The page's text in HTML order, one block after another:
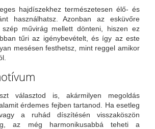
hajdíszekhez természetesen élő- és
használhatsz. Azonban az esküvőre
művirág mellett dönteni, hiszen ez
tűri az igénybevételt, és így az este
mesésen festhetsz, mint reggel amikor
választod is, akármilyen megoldás
érdemes fejben tartanod. Ha esetleg
a ruhád díszítésén visszaköszön
az még harmonikusabbá teheti a